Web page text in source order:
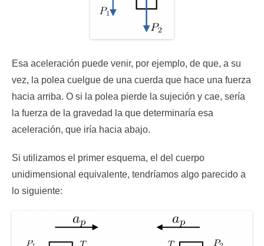
Esa aceleración puede venir, por ejemplo, de que, a su
vez, la polea cuelgue de una cuerda que hace una fuerza
hacia arriba. O si la polea pierde la sujeción y cae, sería
la fuerza de la gravedad la que determinaría esa
aceleración, que iría hacia abajo.
Si utilizamos el primer esquema, el del cuerpo
unidimensional equivalente, tendríamos algo parecido a
lo siguiente: